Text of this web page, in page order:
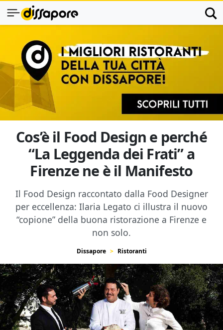
Cos’è il Food Design e perché
“La Leggenda dei Frati” a
Firenze ne è il Manifesto
Il Food Design raccontato dalla Food Designer
per eccellenza: Ilaria Legato ci illustra il nuovo
“copione” della buona ristorazione a Firenze e
non solo.
Dissapore Ristoranti